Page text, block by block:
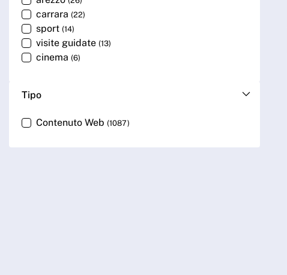
carrara (22)
sport (14)
visite guidate (13)
cinema (6)
Tipo
Contenuto Web (1087)